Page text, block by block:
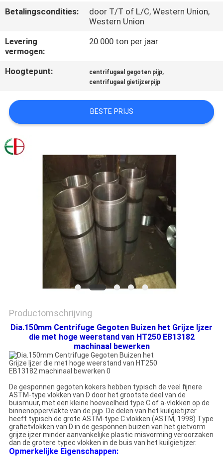
OM
EEN
CITAAT
SITEMAP
PRIVACYBELEID
Betalingscondities:
door T/T of L/C, Western Union,
Western Union
Levering
vermogen:
20.000 ton per jaar
Hoogtepunt: centrifugaal gegoten pijp,
centrifugaal gietijzerpijp
BESTE PRIJS
Productomschrijving
Dia.150mm Centrifuge Gegoten Buizen het Grijze Ijzer
die met hoge weerstand van HT250 EB13182
machinaal bewerken
De gesponnen gegoten kokers hebben typisch de veel fijnere
ASTM-type vlokken van D door het grootste deel van de
buismuur, met een kleine hoeveelheid type C of a-vlokken op de
binnenoppervlakte van de pijp. De delen van het kuilgietijzer
heeft typisch de grote ASTM-type C vlokken (ASTM, 1998) Type
grafietvlokken van D in de gesponnen buizen van het gietvorm
grijze ijzer minder aanvankelijke plastic misvorming veroorzaken
dan de grotere typec vlokken in de buis van het kuilgietijzer.
Opmerkelijke Eigenschappen: